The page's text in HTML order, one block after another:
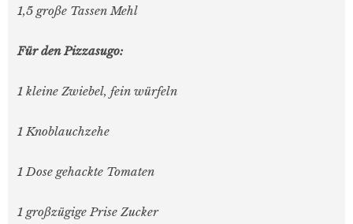
1,5 große Tassen Mehl
Für den Pizzasugo:
1 kleine Zwiebel, fein würfeln
1 Knoblauchzehe
1 Dose gehackte Tomaten
1 großzügige Prise Zucker